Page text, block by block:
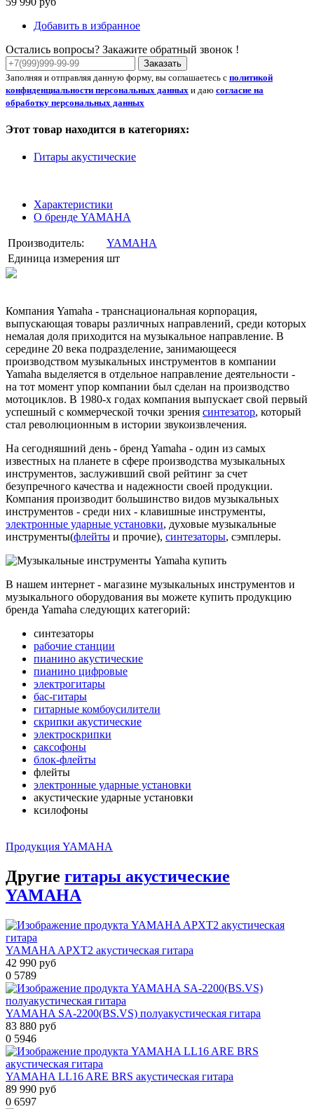
Добавить в избранное
Остались вопросы? Закажите обратный звонок !
Заказать
Заполняя и отправляя данную форму, вы соглашаетесь с политикой
конфиденциальности персональных данных и даю согласие на
обработку персональных данных
Этот товар находится в категориях:
Гитары акустические
Характеристики
О бренде YAMAHA
Производитель:
YAMAHA
Единица измерения шт
Компания Yamaha - транснациональная корпорация,
выпускающая товары различных направлений, среди которых
немалая доля приходится на музыкальное направление. В
середине 20 века подразделение, занимающееся
производством музыкальных инструментов в компании
Yamaha выделяется в отдельное направление деятельности -
на тот момент упор компании был сделан на производство
мотоциклов. В 1980-х годах компания выпускает свой первый
успешный с коммерческой точки зрения синтезатор, который
стал революционным в истории звукоизвлечения.
На сегодняшний день - бренд Yamaha - один из самых
известных на планете в сфере производства музыкальных
инструментов, заслуживший свой рейтинг за счет
безупречного качества и надежности своей продукции.
Компания производит большинство видов музыкальных
инструментов - среди них - клавишные инструменты,
электронные ударные установки, духовые музыкальные
инструменты(флейты и прочие), синтезаторы, сэмплеры.
В нашем интернет - магазине музыкальных инструментов и
музыкального оборудования вы можете купить продукцию
бренда Yamaha следующих категорий:
синтезаторы
рабочие станции
пианино акустические
пианино цифровые
электрогитары
бас-гитары
гитарные комбоусилители
скрипки акустические
электроскрипки
саксофоны
блок-флейты
флейты
электронные ударные установки
акустические ударные установки
ксилофоны
Продукция YAMAHA
Другие гитары акустические
YAMAHA
YAMAHA APXT2 акустическая гитара
42 990 руб
0 5789
YAMAHA SA-2200(BS.VS) полуакустическая гитара
83 880 руб
0 5946
YAMAHA LL16 ARE BRS акустическая гитара
89 990 руб
0 6597